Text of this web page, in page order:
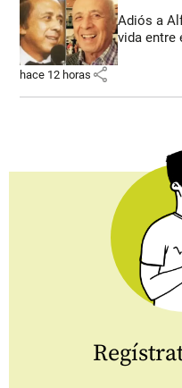
Adiós a
vida entre
hace 12 horas share